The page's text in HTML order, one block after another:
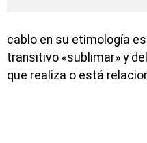
cablo en su etimología
transitivo «sublimar» y
que realiza o está